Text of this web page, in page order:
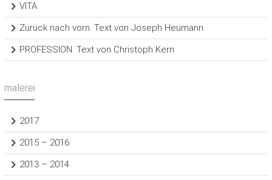
VITA
Zurück nach vorn. Text von Joseph Heumann
PROFESSION. Text von Christoph Kern
malerei
2017
2015 – 2016
2013 – 2014